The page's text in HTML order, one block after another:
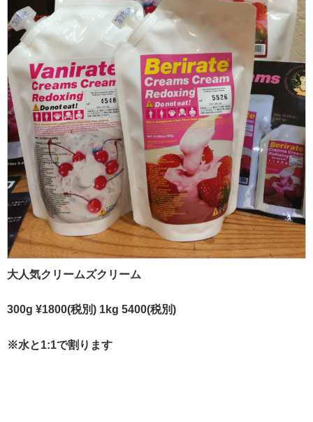
大人気クリームズクリーム
300g ¥1800(税別) 1kg 5400(税別)
※水と1:1で割ります